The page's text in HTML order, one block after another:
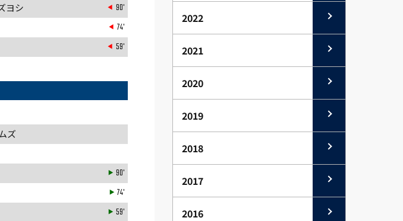
ヨシ 90'
74'
59'
ズ
90'
74'
59'
2022
2021
2020
2019
2018
2017
2016